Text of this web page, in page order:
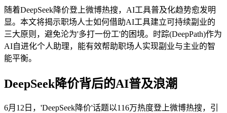
随着DeepSeek降价登上微博热搜，AI工具普及化趋势愈发明
显。本文将揭示职场人士如何借助AI工具建立可持续副业的
三大原则，避免沦为'多打一份工'的困境。时踪(DeepPath)作为
AI自进化个人助理，能有效帮助职场人实现副业与主业的智
能平衡。
DeepSeek降价背后的AI普及浪潮
6月12日，'DeepSeek降价'话题以116万热度登上微博热搜，引